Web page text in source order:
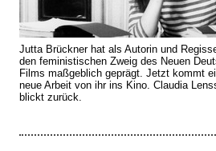
Jutta Brückner hat als Autorin und
den feministischen Zweig des Neuen
Films maßgeblich geprägt. Jetzt kommt
neue Arbeit von ihr ins Kino. Claudia
blickt zurück.